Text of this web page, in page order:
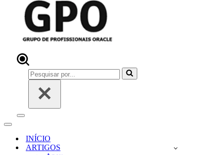
Pesquisar
por...
Menu
navegação
Menu
navegaçãoINÍCIO
ARTIGOS